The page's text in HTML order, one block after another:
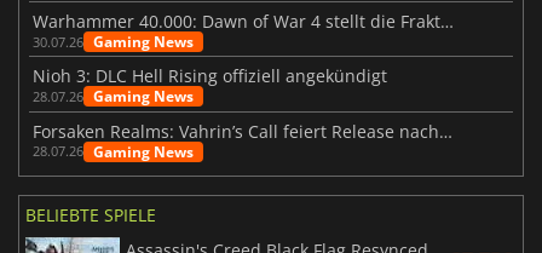
Warhammer 40.000: Dawn of War 4 stellt die Fraktion der Necrons vor
30.07.26 Gaming News
Nioh 3: DLC Hell Rising offiziell angekündigt
28.07.26 Gaming News
Forsaken Realms: Vahrin’s Call feiert Release nach 10 Jahren
28.07.26 Gaming News
BELIEBTE SPIELE